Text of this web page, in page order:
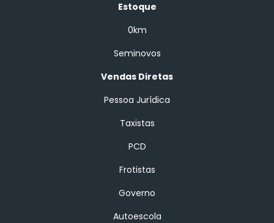
Estoque
0km
Seminovos
Vendas Diretas
Pessoa Jurídica
Taxistas
PCD
Frotistas
Governo
Autoescola